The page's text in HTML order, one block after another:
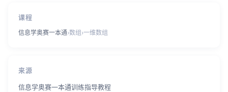
课程
信息学奥赛一本通›数组 ›一维数组
来源
信息学奥赛一本通训练指导教程